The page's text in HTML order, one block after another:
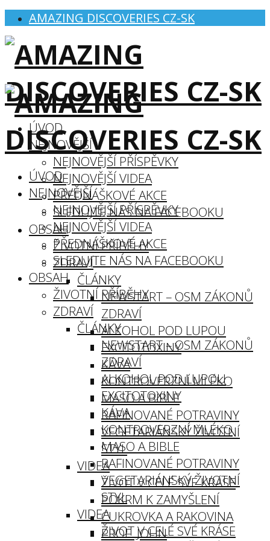
AMAZING DISCOVERIES CZ-SK
ÚVOD
NEJNOVĚJŠÍ
NEJNOVĚJŠÍ PŘÍSPĚVKY
NEJNOVĚJŠÍ VIDEA
PŘEDNÁŠKOVÉ AKCE
SLEDUJTE NÁS NA FACEBOOKU
OBSAH
ŽIVOTNÍ PŘÍBĚHY
ZDRAVÍ
ČLÁNKY
NEWSTART – OSM ZÁKONŮ
ZDRAVÍ
ALKOHOL POD LUPOU
EXCITOTOXINY
KÁVA
KONTROVERZNÍ MLÉKO
MASO A BIBLE
RAFINOVANÉ POTRAVINY
VEGETARIÁNSKÝ ŽIVOTNÍ
STYL
VIDEA
ŽIVOT V CELÉ SVÉ KRÁSE
POKRM K ZAMYŠLENÍ
CUKROVKA A RAKOVINA
PROF. JOHN
ÚVOD
NEJNOVĚJŠÍ
NEJNOVĚJŠÍ PŘÍSPĚVKY
NEJNOVĚJŠÍ VIDEA
PŘEDNÁŠKOVÉ AKCE
SLEDUJTE NÁS NA FACEBOOKU
OBSAH
ŽIVOTNÍ PŘÍBĚHY
ZDRAVÍ
ČLÁNKY
NEWSTART – OSM ZÁKONŮ
ZDRAVÍ
ALKOHOL POD LUPOU
EXCITOTOXINY
KÁVA
KONTROVERZNÍ MLÉKO
MASO A BIBLE
RAFINOVANÉ POTRAVINY
VEGETARIÁNSKÝ ŽIVOTNÍ
STYL
VIDEA
ŽIVOT V CELÉ SVÉ KRÁSE